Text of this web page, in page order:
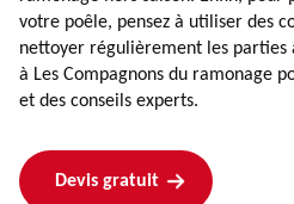
votre poêle, pensez à utiliser des
nettoyer régulièrement les parties
à Les Compagnons du ramonage
et des conseils experts.
Devis gratuit